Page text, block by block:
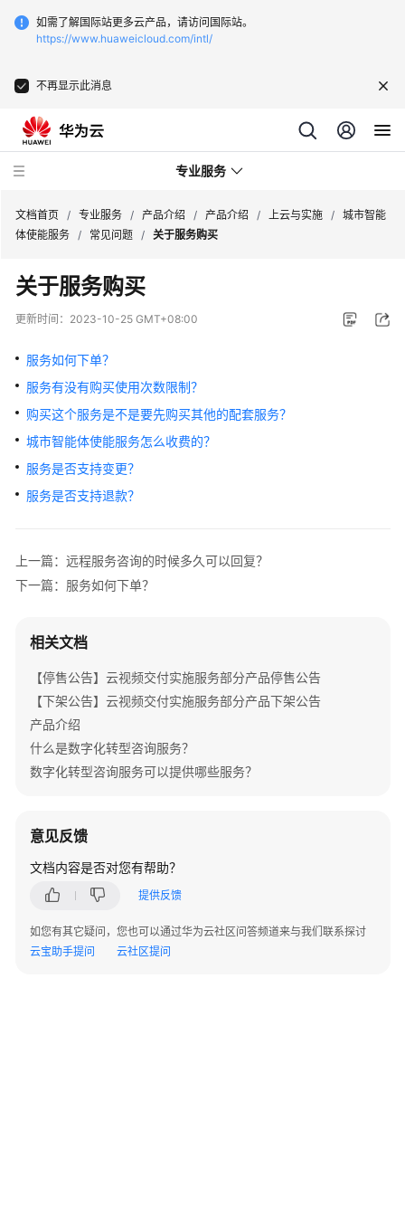
如需了解国际站更多云产品，请访问国际站。
https://www.huaweicloud.com/intl/
不再显示此消息
专业服务
服
务
公
品
介
绍
产
品
询
规
上
云
实
施
云
移
服
数
文档首页 / 专业服务 / 产品介绍 / 产品介绍 / 上云与实施 / 城市智能
体使能服务 / 常见问题 / 关于服务购买
关于服务购买
更新时间： 2023-10-25 GMT+08:00
服务如何下单？
服务有没有购买使用次数限制？
购买这个服务是不是要先购买其他的配套服务？
城市智能体使能服务怎么收费的？
服务是否支持变更？
服务是否支持退款？
上一篇：远程服务咨询的时候多久可以回复？
下一篇：服务如何下单？
相关文档
【停售公告】云视频交付实施服务部分产品停售公告
【下架公告】云视频交付实施服务部分产品下架公告
产品介绍
什么是数字化转型咨询服务？
数字化转型咨询服务可以提供哪些服务？
意见反馈
文档内容是否对您有帮助？
提供反馈
如您有其它疑问，您也可以通过华为云社区问答频道来与我们联系探讨
云宝助手提问
云社区提问